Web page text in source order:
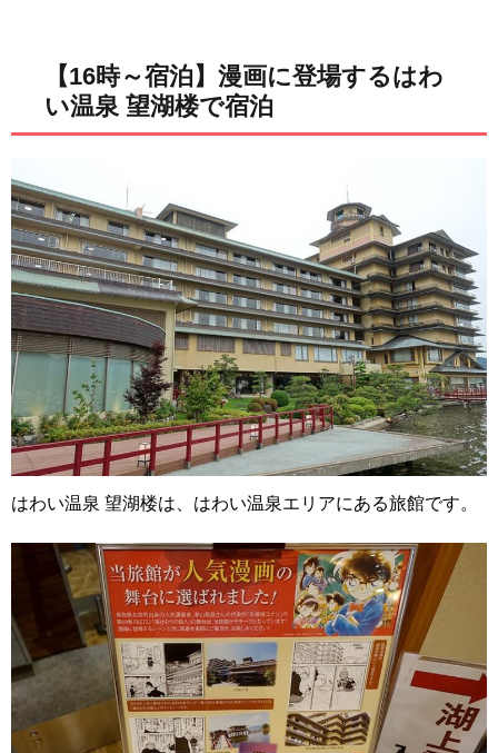
【16時～宿泊】漫画に登場するはわ
い温泉 望湖楼で宿泊
はわい温泉 望湖楼は、はわい温泉エリアにある旅館です。